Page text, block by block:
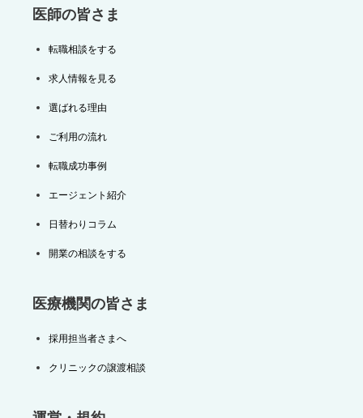
医師の皆さま
転職相談をする
求人情報を見る
選ばれる理由
ご利用の流れ
転職成功事例
エージェント紹介
日替わりコラム
開業の相談をする
医療機関の皆さま
採用担当者さまへ
クリニックの譲渡相談